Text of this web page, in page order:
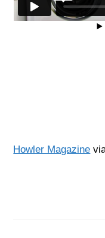
Howler Magazine